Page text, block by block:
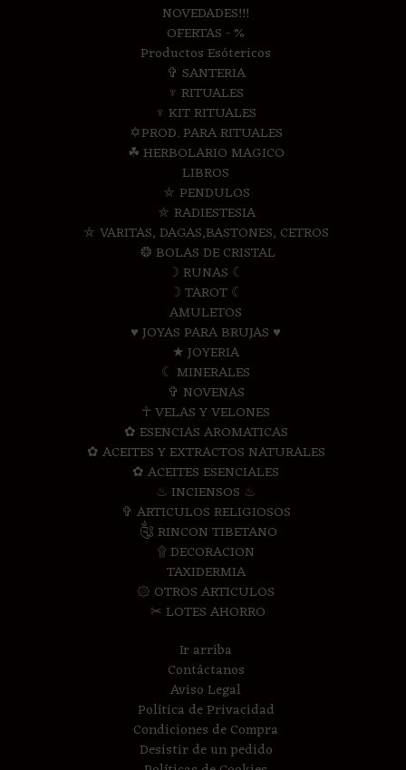
NOVEDADES!!!
OFERTAS - %
Productos Esótericos
✞ SANTERIA
♆ RITUALES
♆ KIT RITUALES
✡PROD. PARA RITUALES
☘ HERBOLARIO MAGICO
LIBROS
⛤ PENDULOS
⛤ RADIESTESIA
⛤ VARITAS, DAGAS,BASTONES, CETROS
❂ BOLAS DE CRISTAL
☽ RUNAS ☾
☽ TAROT ☾
AMULETOS
♥ JOYAS PARA BRUJAS ♥
★ JOYERIA
☾ MINERALES
✞ NOVENAS
☥ VELAS Y VELONES
✿ ESENCIAS AROMATICAS
✿ ACEITES Y EXTRACTOS NATURALES
✿ ACEITES ESENCIALES
♨ INCIENSOS ♨
✞ ARTICULOS RELIGIOSOS
༃ RINCON TIBETANO
۩ DECORACION
TAXIDERMIA
۞ OTROS ARTICULOS
✂ LOTES AHORRO
Ir arriba
Contáctanos
Aviso Legal
Política de Privacidad
Condiciones de Compra
Desistir de un pedido